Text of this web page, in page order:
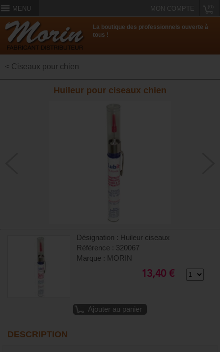
MENU MON COMPTE
La boutique des professionnels ouverte à
tous !
< Ciseaux pour chien
Huileur pour ciseaux chien
Désignation : Huileur ciseaux
Référence : 320067
Marque : MORIN
13,40 €
Ajouter au panier
DESCRIPTION